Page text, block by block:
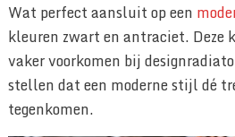
Wat perfect aansluit op een
kleuren zwart en antraciet. Deze
vaker voorkomen bij
stellen dat een moderne stijl dé
tegenkomen.